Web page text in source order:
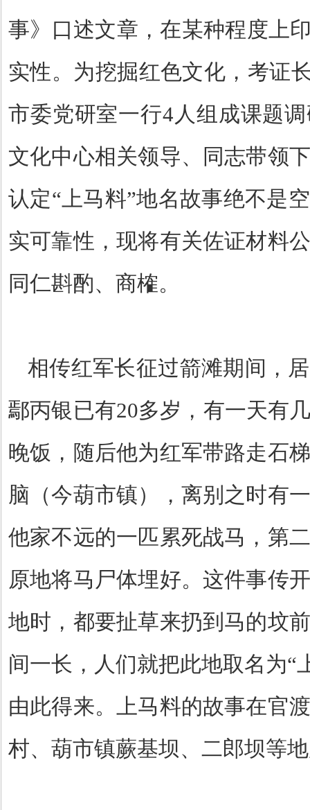
事》口述文章，在某种程度上
实性。为挖掘红色文化，考证
市委党研室一行4 人组成课题
文化中心相关领导、同志带领
认定“上马料”地名故事绝不是
实可靠性，现将有关佐证材料
同仁斟酌、商榷。
相传红军长征过箭滩期间，
鄢丙银已有20多岁，有一天有
晚饭，随后他为红军带路走石
脑（今葫市镇），离别之时有
他家不远的一匹累死战马，第
原地将马尸体埋好。这件事传
地时，都要扯草来扔到马的坟
间一长，人们就把此地取名为“
由此得来。上马料的故事在官
村、葫市镇蕨基坝、二郎坝等